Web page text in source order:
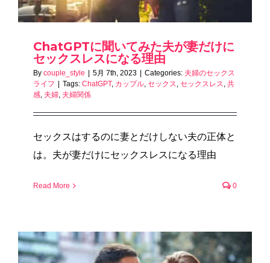
ChatGPTに聞いてみた夫が妻だけに
セックスレスになる理由
By couple_style | 5月 7th, 2023 | Categories: 夫婦のセックス
ライフ | Tags: ChatGPT, カップル セックス セックスレス 共
感 夫婦 夫婦関係
セックスはするのに妻とだけしない夫の正体と
は。夫が妻だけにセックスレスになる理由
Read More 0